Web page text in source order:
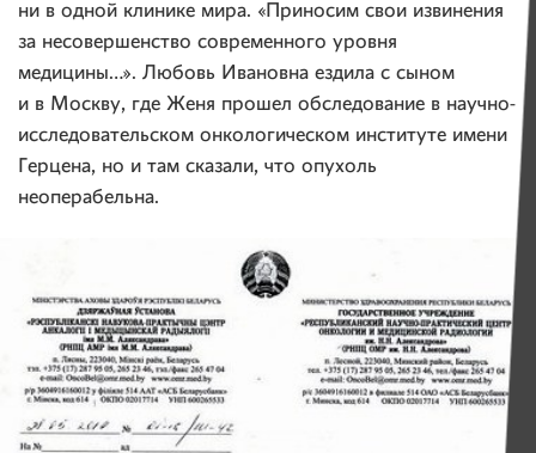
ни в одной клинике мира. «Приносим свои извинения
за несовершенство современного уровня
медицины…». Любовь Ивановна ездила с сыном
и в Москву, где Женя прошел обследование в научно-
исследовательском онкологическом институте имени
Герцена, но и там сказали, что опухоль
неоперабельна.